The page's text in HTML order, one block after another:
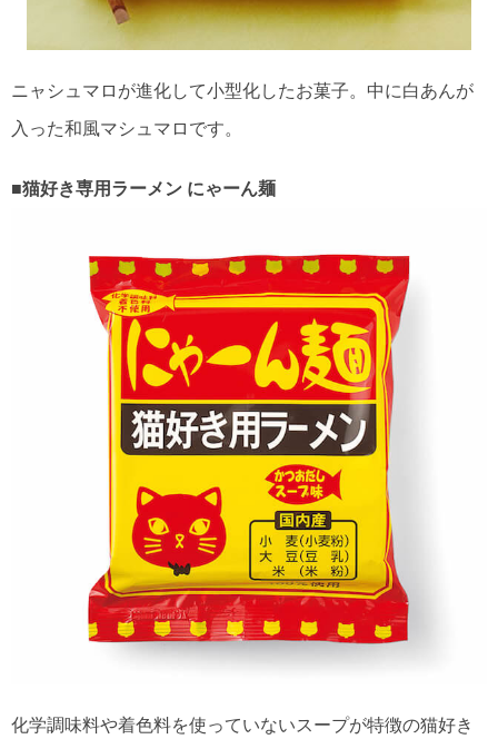
ニャシュマロが進化して小型化したお菓子。中に白あんが
入った和風マシュマロです。
■猫好き専用ラーメン にゃーん麺
化学調味料や着色料を使っていないスープが特徴の猫好き